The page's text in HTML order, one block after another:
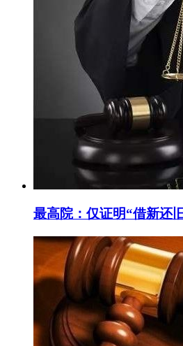
最高院：仅证明“借新还